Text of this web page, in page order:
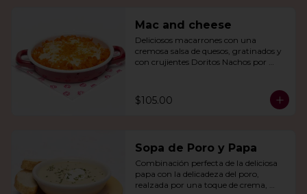
Mac and cheese
Deliciosos macarrones con una
cremosa salsa de quesos, gratinados y
con crujientes Doritos Nachos por
$105.00
Sopa de Poro y Papa
Combinación perfecta de la deliciosa
papa con la delicadeza del poro,
realzada por una toque de crema,